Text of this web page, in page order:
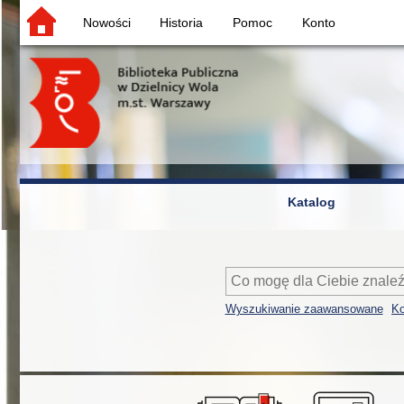
Nowości Historia Pomoc Konto
Katalog
Wyszukiwanie zaawansowane